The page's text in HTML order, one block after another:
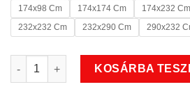
174x98 Cm
174x174 Cm 174x232 Cm
232x232 Cm
232x290 Cm 290x232
Állatos farkas rohan falmatrica
KOSÁRBA